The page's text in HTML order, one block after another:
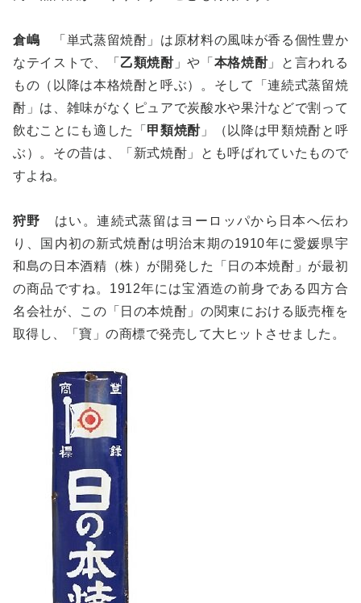
倉嶋 「単式蒸留焼酎」は原材料の風味が香る個性豊か
なテイストで、「 乙類焼酎」や「 本格焼酎」と言われる
もの（以降は本格焼酎と呼ぶ）。そして「連続式蒸留焼
酎」は、雑味がなくピュアで炭酸水や果汁などで割って
飲むことにも適した「 甲類焼酎 」（以降は甲類焼酎と呼
ぶ）。その昔は、「新式焼酎」とも呼ばれていたもので
すよね。
狩野
はい。連続式蒸留はヨーロッパから日本へ伝わ
り、国内初の新式焼酎は明治末期の1910年に愛媛県宇
和島の日本酒精（株）が開発した「日の本焼酎」が最初
の商品ですね。1912年には宝酒造の前身である四方合
名会社が、この「日の本焼酎」の関東における販売権を
取得し、「寶」の商標で発売して大ヒットさせました。